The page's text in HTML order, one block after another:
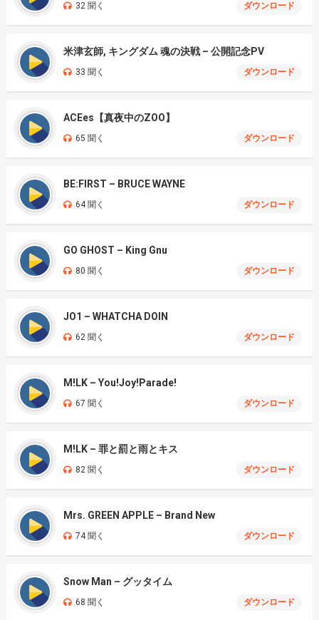
32 聞く ダウンロード
米津玄師, キングダム 魂の決戦 – 公開記念PV
33 聞く ダウンロード
ACEes【真夜中のZOO】
65 聞く ダウンロード
BE:FIRST – BRUCE WAYNE
64 聞く ダウンロード
GO GHOST – King Gnu
80 聞く ダウンロード
JO1 – WHATCHA DOIN
62 聞く ダウンロード
M!LK – You!Joy!Parade!
67 聞く ダウンロード
M!LK – 罪と罰と雨とキス
82 聞く ダウンロード
Mrs. GREEN APPLE – Brand New
74 聞く ダウンロード
Snow Man – グッタイム
68 聞く ダウンロード